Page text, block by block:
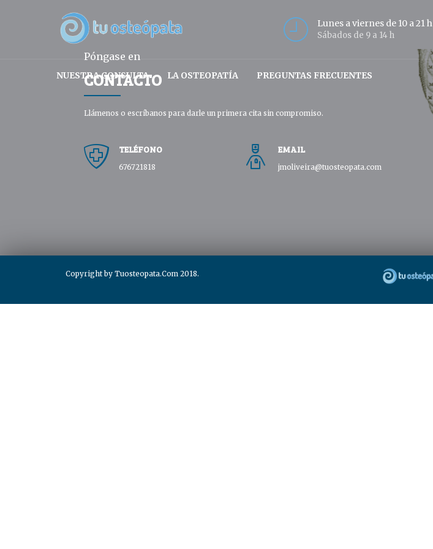
Lunes a viernes de 10 a 21 h
Sábados de 9 a 14 h
NUESTRA CONSULTA LA OSTEOPATÍA PREGUNTAS FRECUENTES
Póngase en
CONTACTO
Llámenos o escríbanos para darle un primera cita sin compromiso.
TELÉFONO
676721818
EMAIL
jmoliveira@tuosteopata.com
Copyright by Tuosteopata.Com 2018.